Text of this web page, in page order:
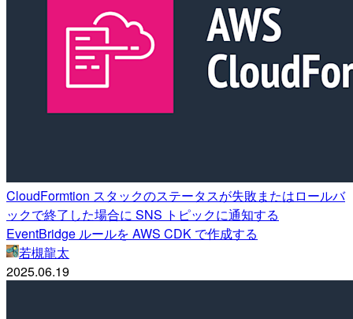
CloudFormtion スタックのステータスが失敗またはロールバ
ックで終了した場合に SNS トピックに通知する
EventBridge ルールを AWS CDK で作成する
若槻龍太
2025.06.19